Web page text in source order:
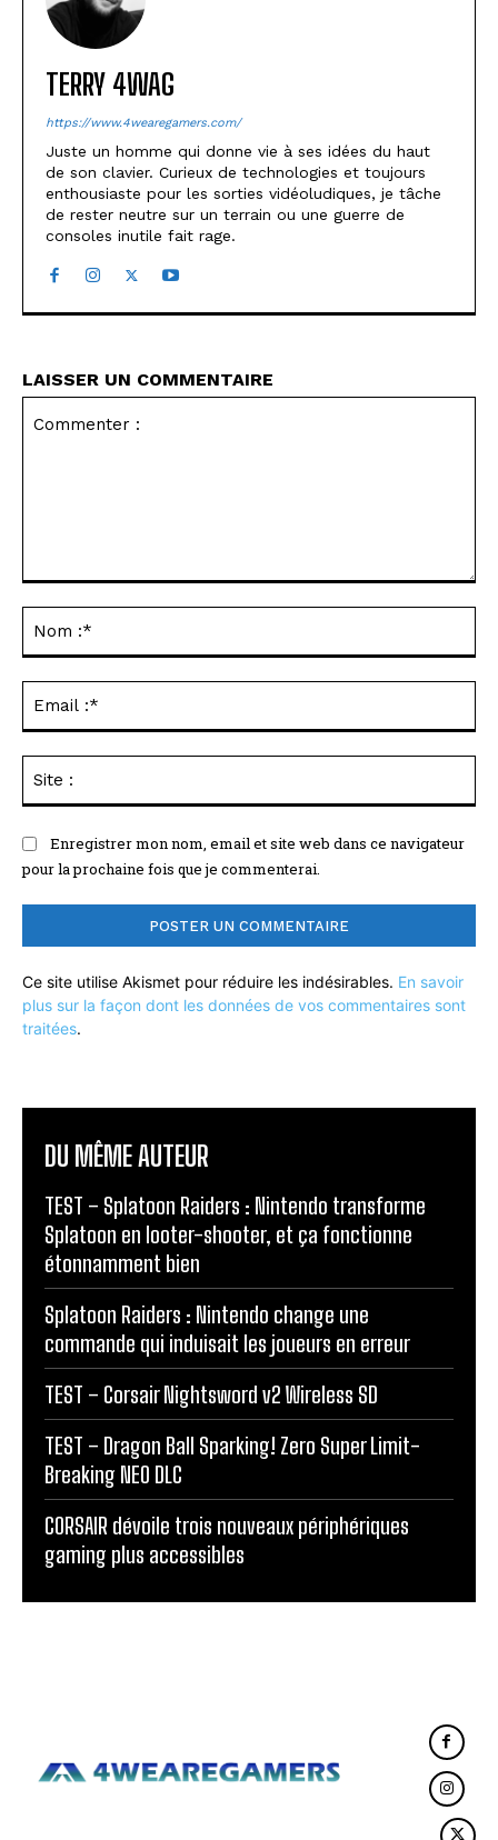
TERRY 4WAG
https://www.4wearegamers.com/
Juste un homme qui donne vie à ses idées du haut
de son clavier. Curieux de technologies et toujours
enthousiaste pour les sorties vidéoludiques, je tâche
de rester neutre sur un terrain ou une guerre de
consoles inutile fait rage.
LAISSER UN COMMENTAIRE
Enregistrer mon nom, email et site web dans ce navigateur
pour la prochaine fois que je commenterai.
Ce site utilise Akismet pour réduire les indésirables. En savoir
plus sur la façon dont les données de vos commentaires sont
traitées.
DU MÊME AUTEUR
TEST – Splatoon Raiders : Nintendo transforme
Splatoon en looter-shooter, et ça fonctionne
étonnamment bien
Splatoon Raiders : Nintendo change une
commande qui induisait les joueurs en erreur
TEST – Corsair Nightsword v2 Wireless SD
TEST – Dragon Ball Sparking! Zero Super Limit-
Breaking NEO DLC
CORSAIR dévoile trois nouveaux périphériques
gaming plus accessibles